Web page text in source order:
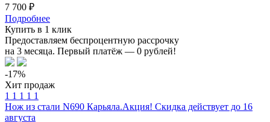
7 700 ₽
Подробнее
Купить в 1 клик
Предоставляем беспроцентную рассрочку
на 3 месяца. Первый платёж — 0 рублей!
-17%
Хит продаж
1 1 1 1 1
Нож из стали N690 Карьяла.Акция! Скидка действует до 16
августа